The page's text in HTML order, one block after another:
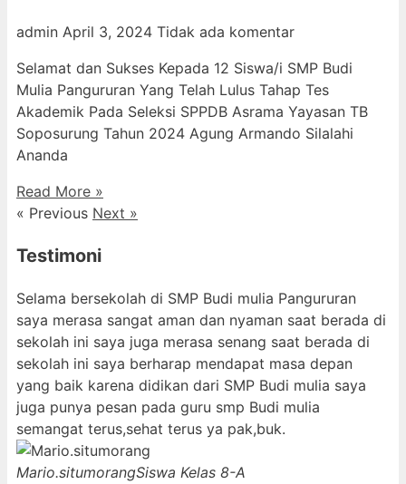
admin April 3, 2024 Tidak ada komentar
Selamat dan Sukses Kepada 12 Siswa/i SMP Budi
Mulia Pangururan Yang Telah Lulus Tahap Tes
Akademik Pada Seleksi SPPDB Asrama Yayasan TB
Soposurung Tahun 2024 Agung Armando Silalahi
⁠Ananda
Read More »
« Previous Next »
Testimoni
Selama bersekolah di SMP Budi mulia Pangururan
saya merasa sangat aman dan nyaman saat berada di
sekolah ini saya juga merasa senang saat berada di
sekolah ini saya berharap mendapat masa depan
yang baik karena didikan dari SMP Budi mulia saya
juga punya pesan pada guru smp Budi mulia
semangat terus,sehat terus ya pak,buk.
Mario.situmorangSiswa Kelas 8-A